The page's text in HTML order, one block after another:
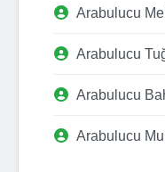
Arabulucu
Arabulucu
Arabulucu
Arabulucu